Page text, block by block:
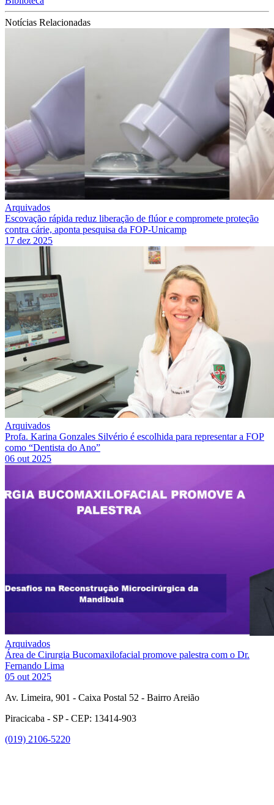
Notícias Relacionadas
Arquivados
Escovação rápida reduz liberação de flúor e compromete proteção
contra cárie, aponta pesquisa da FOP-Unicamp
17 dez 2025
Arquivados
Profa. Karina Gonzales Silvério é escolhida para representar a FOP
como “Dentista do Ano”
06 out 2025
Arquivados
Área de Cirurgia Bucomaxilofacial promove palestra com o Dr.
Fernando Lima
05 out 2025
Av. Limeira, 901 - Caixa Postal 52 - Bairro Areião
Piracicaba - SP - CEP: 13414-903
(019) 2106-5220